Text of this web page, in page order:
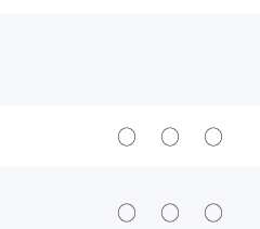
○ ○ ○
○ ○ ○